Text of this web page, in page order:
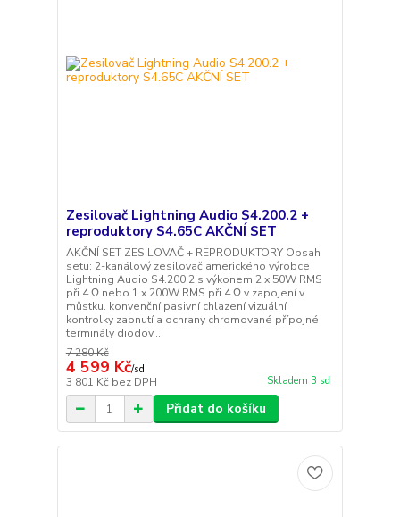
Zesilovač Lightning Audio S4.200.2 +
reproduktory S4.65C AKČNÍ SET
AKČNÍ SET ZESILOVAČ + REPRODUKTORY Obsah
setu: 2-kanálový zesilovač amerického výrobce
Lightning Audio S4.200.2 s výkonem 2 x 50W RMS
při 4 Ω nebo 1 x 200W RMS při 4 Ω v zapojení v
můstku. konvenční pasivní chlazení vizuální
kontrolky zapnutí a ochrany chromované přípojné
terminály diodov...
7 280 Kč
4 599 Kč/sd
3 801 Kč bez DPH Skladem 3 sd
Přidat do košíku